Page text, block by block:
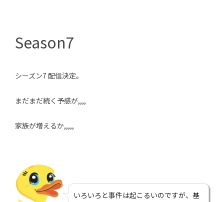
Season7
シーズン7 配信決定。
まだまだ続く予感が,,,,
家族が増えるか,,,,,
いろいろと事件は起こるいのですが、基